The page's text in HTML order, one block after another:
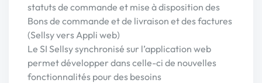
statuts de commande et mise à disposition des
Bons de commande et de livraison et des factures
(Sellsy vers Appli web)
Le SI Sellsy synchronisé sur l’application web
permet développer dans celle-ci de nouvelles
fonctionnalités pour des besoins